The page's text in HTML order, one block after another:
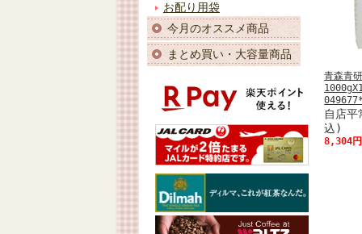
お配り用袋
今月のオススメ商品
まとめ買い・大容量商品
青森青
自店
込)
8,304